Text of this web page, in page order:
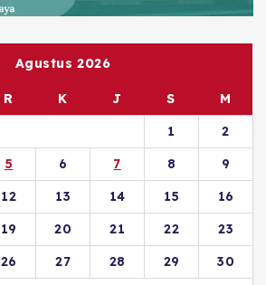
Agustus 2026
R K J S
M
1
2
5 6 7 8
9
12 13 14 15
16
19 20 21 22
23
26 27 28 29
30